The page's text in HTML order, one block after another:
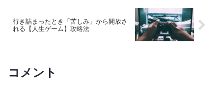
行き詰まったとき「苦しみ」から開放さ
れる【人生ゲーム】攻略法
コメント